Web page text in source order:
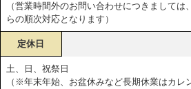
（営業時間外のお問い合わせにつきましては
らの順次対応となります）
定休日
土、日、祝祭日
（※年末年始、お盆休みなど長期休業はカレ